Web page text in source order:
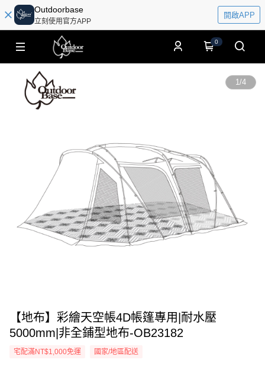
Outdoorbase
立刻使用官方APP
開啟APP
0
1/4
【地布】彩繪天空帳4D帳篷專用|耐水壓
5000mm|非全鋪型地布-OB23182
宅配滿NT$1,000免運 國家/地區配送